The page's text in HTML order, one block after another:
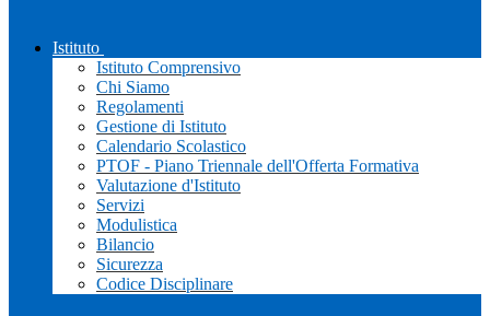
Istituto
Istituto Comprensivo
Chi Siamo
Regolamenti
Gestione di Istituto
Calendario Scolastico
PTOF - Piano Triennale dell'Offerta Formativa
Valutazione d'Istituto
Servizi
Modulistica
Bilancio
Sicurezza
Codice Disciplinare